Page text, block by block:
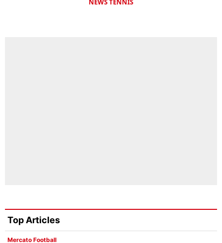
NEWS TENNIS
Top Articles
Mercato Football